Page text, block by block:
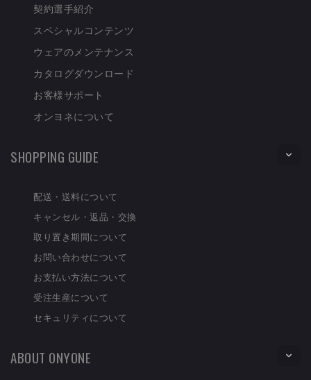
契約選手紹介
スペシャルコンテンツ
ウェアのメンテナンス
カタログダウンロード
お客様サポート
オンヨネについて
SHOPPING GUIDE
配送・送料について
キャンセル・返品・交換
取り置き期間について
お問い合わせについて
お支払い方法について
受注生産について
セキュリティについて
ABOUT ONYONE